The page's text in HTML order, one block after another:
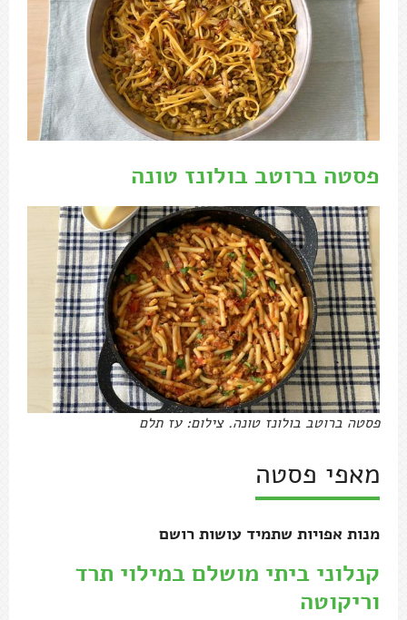
פסטה ברוטב בולונז טונה
פסטה ברוטב בולונז טונה. צילום: עז תלם
מאפי פסטה
מנות אפויות שתמיד עושות רושם
קנלוני ביתי מושלם במילוי תרד
וריקוטה